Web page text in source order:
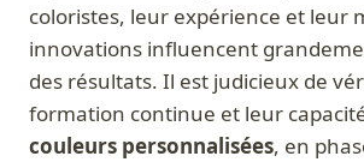
coloristes, leur expérience et leur
innovations influencent
des résultats. Il est judicieux de
formation continue et leur
couleurs personnalisées, en